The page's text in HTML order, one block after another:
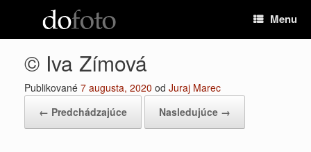
Menu
© Iva Zímová
Publikované 7 augusta, 2020 od Juraj Marec
← Predchádzajúce
Nasledujúce →